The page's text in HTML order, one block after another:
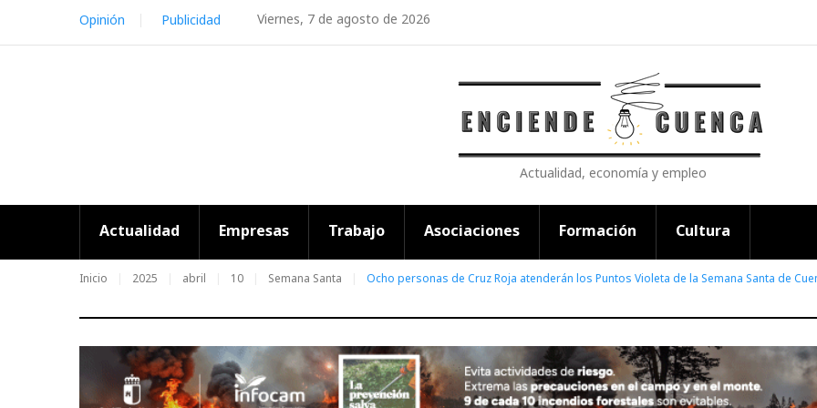
content
Viernes, 7 de agosto de 2026
Opinión Publicidad
Actualidad, economía y empleo
Actualidad Empresas Trabajo Asociaciones Formación Cultura
Inicio 2025 abril 10 Semana Santa Ocho personas de Cruz Roja atenderán los Puntos Violeta de la Semana Santa de